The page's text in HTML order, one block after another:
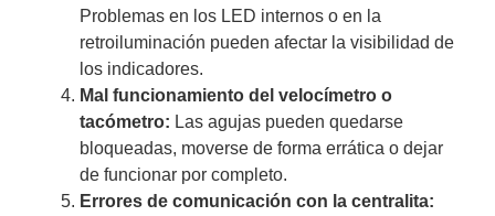
Problemas en los LED internos o en la
retroiluminación pueden afectar la visibilidad de
los indicadores.
Mal funcionamiento del velocímetro o
tacómetro: Las agujas pueden quedarse
bloqueadas, moverse de forma errática o dejar
de funcionar por completo.
Errores de comunicación con la centralita: